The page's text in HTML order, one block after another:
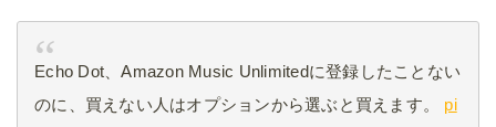
Echo Dot、Amazon Music Unlimitedに登録したことない
のに、買えない人はオプションから選ぶと買えます。 pi